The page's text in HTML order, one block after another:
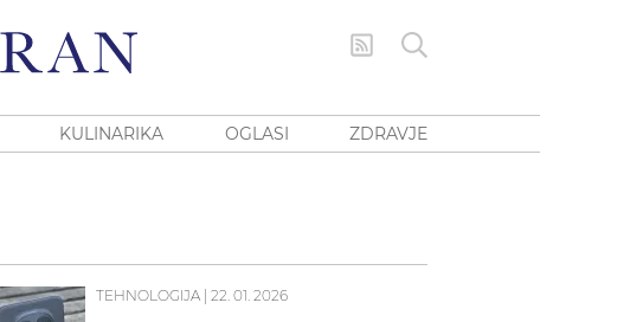
KULINARIKA OGLASI ZDRAVJE
TEHNOLOGIJA| 22. 01. 2026